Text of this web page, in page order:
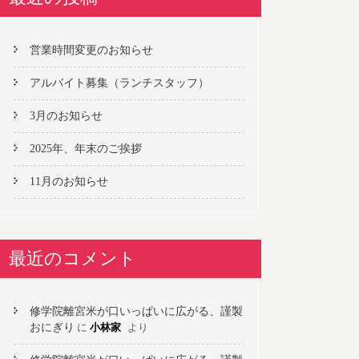
営業時間変更のお知らせ
アルバイト募集（ランチスタッフ）
3月のお知らせ
2025年、年末のご挨拶
11月のお知らせ
最近のコメント
修学院離宮米が口いっぱいに広がる、謹製
おにぎり に 小林家 より